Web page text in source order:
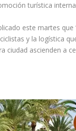
turística
este martes
y la logística
ciudad ascienden a